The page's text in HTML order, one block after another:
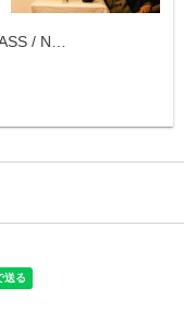
/ N…